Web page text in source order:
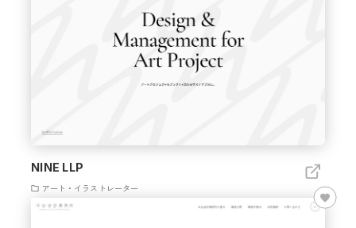
NINE LLP
アート・イラストレーター